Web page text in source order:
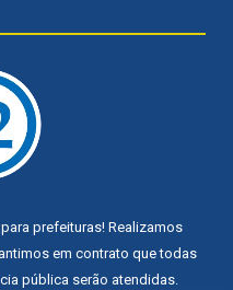
prefeituras! Realizamos
em contrato que todas
pública serão atendidas.